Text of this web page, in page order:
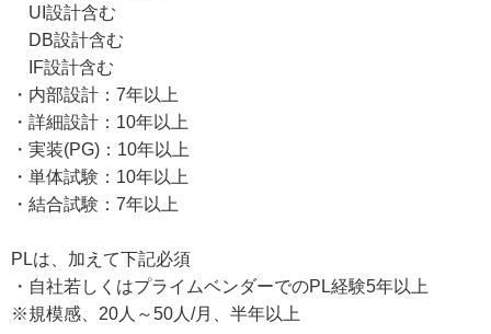
UI設計含む
DB設計含む
IF設計含む
・内部設計：7年以上
・詳細設計：10年以上
・実装(PG)：10年以上
・単体試験：10年以上
・結合試験：7年以上
PLは、加えて下記必須
・自社若しくはプライムベンダーでのPL経験5年以上
※規模感、20人～50人/月、半年以上